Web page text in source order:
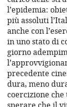
l’epidemia:
più assoluti
anche con
in uno stato di
giorno
precedente
dura, meno
coercizione